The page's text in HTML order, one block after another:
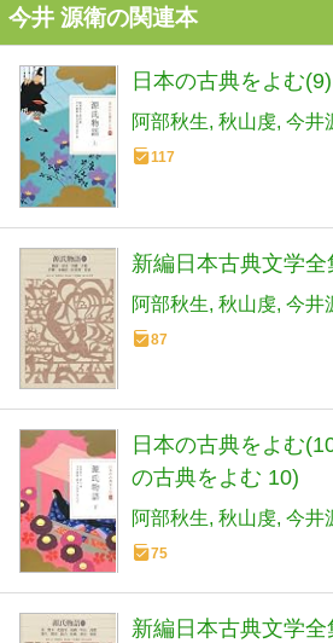
今井 源衛の関連本
日本の古典をよむ
阿部秋生 秋山虔 今井
117
新編日本古典文学
阿部秋生 秋山虔 今井
87
日本の古典をよむ
の古典をよむ 10)
阿部秋生 秋山虔 今井
75
新編日本古典文学